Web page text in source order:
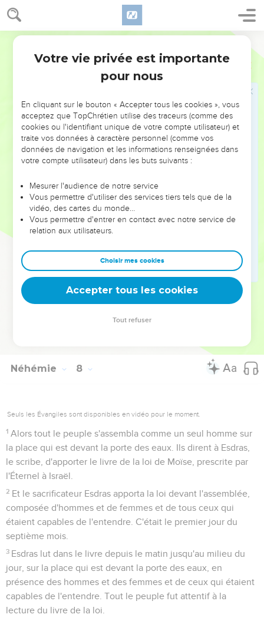
Néhémie 7
66 L'assemblée tout entière était de quarante-deux mille trois
cent soixante personnes,
nombre de sept mille trois cent trente-sept. Parmi eux se
trouvaient deux cent quarante-cinq chantres et chanteuses.
quarante-cinq mulets,
quatre cent trente-cinq chameaux, et six mille sept cent
vingt ânes.
Plusieurs des chefs de famille firent des dons pour
cinquante coupes, cinq cent trente tuniques sacerdotales.
Les chefs de familles donnèrent au trésor de l'oeuvre vingt
mille dariques d'or et deux mille deux cents mines d'argent.
Esdras fait une lecture publique de la Loi
Le reste du peuple donna vingt mille dariques d'or, deux
mille mines d'argent, et soixante-sept tuniques sacerdotales.
Les sacrificateurs et les Lévites, les portiers, les chantres,
les gens du peuple, les Néthiniens et tout Israël s'établirent
Néhémie 8
Seuls les Évangiles sont disponibles en vidéo pour le moment.
1 Alors tout le peuple s'assembla comme un seul homme sur
la place qui est devant la porte des eaux. Ils dirent à Esdras,
le scribe, d'apporter le livre de la loi de Moïse, prescrite par
l'Éternel à Israël.
2 Et le sacrificateur Esdras apporta la loi devant l'assemblée,
composée d'hommes et de femmes et de tous ceux qui
étaient capables de l'entendre. C'était le premier jour du
septième mois.
3 Esdras lut dans le livre depuis le matin jusqu'au milieu du
jour, sur la place qui est devant la porte des eaux, en
présence des hommes et des femmes et de ceux qui étaient
capables de l'entendre. Tout le peuple fut attentif à la
lecture du livre de la loi.
Votre vie privée est importante
pour nous
En cliquant sur le bouton « Accepter tous les cookies », vous
acceptez que TopChrétien utilise des traceurs (comme des
cookies ou l'identifiant unique de votre compte utilisateur) et
traite vos données à caractère personnel (comme vos
données de navigation et les informations renseignées dans
votre compte utilisateur) dans les buts suivants :
Mesurer l'audience de notre service
Vous permettre d'utiliser des services tiers tels que de la
vidéo, des cartes du monde…
Vous permettre d'entrer en contact avec notre service de
relation aux utilisateurs.
Choisir mes cookies
Accepter tous les cookies
Tout refuser